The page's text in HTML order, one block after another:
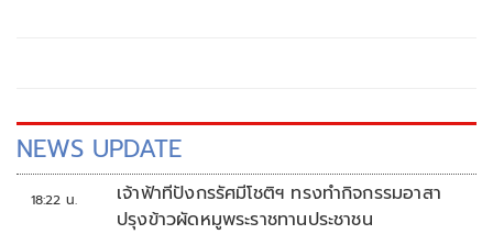
NEWS UPDATE
18:22 น.
เจ้าฟ้าทีปังกรรัศมีโชติฯ ทรงทำกิจกรรมอาสา
ปรุงข้าวผัดหมูพระราชทานประชาชน